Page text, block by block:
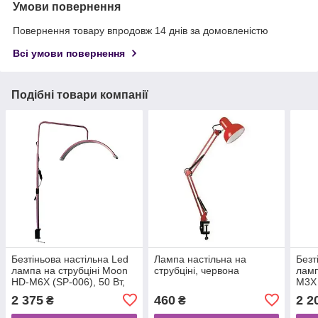
Умови повернення
Повернення товару впродовж 14 днів за домовленістю
Всі умови повернення
Подібні товари компанії
Безтіньова настільна Led
лампа на струбціні Moon
HD-M6X (SP-006), 50 Вт,
2 375 ₴
Лампа настільна на
струбціні, червона
460₴ 2